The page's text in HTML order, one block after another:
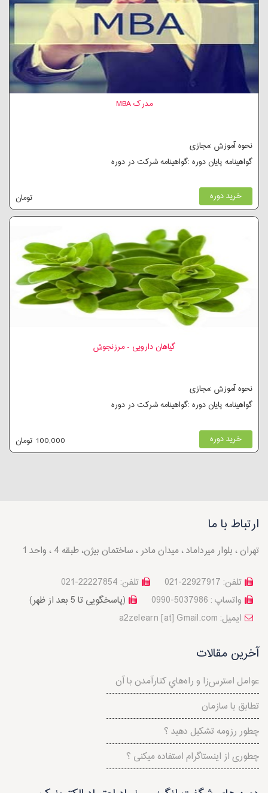
مدرک MBA
نحوه آموزش :مجازی
گواهینامه پایان دوره :گواهینامه شرکت در دوره
خرید دوره تومان
گیاهان دارویی - مرزنجوش
نحوه آموزش :مجازی
گواهینامه پایان دوره :گواهینامه شرکت در دوره
خرید دوره 100,000 تومان
ارتباط با ما
تهران ، بلوار میرداماد ، میدان مادر ، ساختمان بیژن، طبقه 4 ، واحد 1
تلفن: 22227854-021
تلفن: 22927917-021
(پاسخگویی تا 5 بعد از ظهر)
واتساپ : 5037986-0990
a2zelearn [at] Gmail.com :ایمیل
آخرین مقالات
عوامل استرس‌‌زا و راه‌هاي کنارآمدن با آن
تطابق با سازمان
چطور رزومه تشکیل دهید ؟
چطوری از اینستاگرام استفاده میکنی ؟